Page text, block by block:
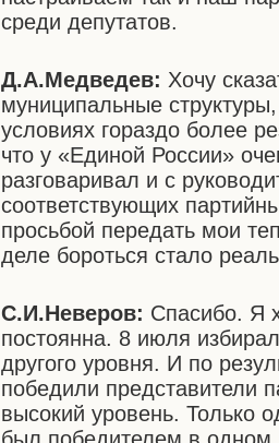
среди депутатов.
Д.А.Медведев: Хочу
муниципальные
условиях гораздо более
что у «Единой России»
разговаривал и с
соответствующих
просьбой передать мои
деле бороться стало
С.И.Неверов: Спасибо. Я
постоянна. 8 июля
другого уровня. И по
победили представители
высокий уровень. Только